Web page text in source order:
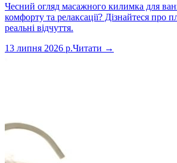
Чесний огляд масажного килимка для
комфорту та релаксації? Дізнайтеся про
реальні відчуття.
13 липня 2026 р.Читати →